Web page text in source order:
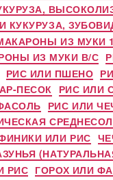
КУКУРУЗА,
ИЗ МУКИ
ИЗ МУКИ В/С
РИС ИЛИ ПШЕНО
ПЕСОК
РИС ИЛИ
РИС ИЛИ
ИЛИ РИС
РИС ГОРОХ ИЛИ